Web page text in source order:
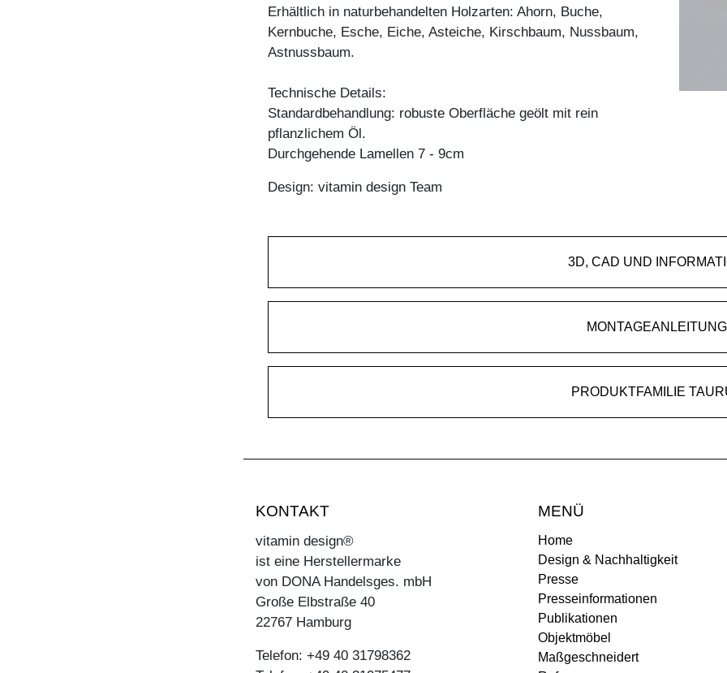
Erhältlich in naturbehandelten Holzarten: Ahorn, Buche,
Kernbuche, Esche, Eiche, Asteiche, Kirschbaum, Nussbaum,
Astnussbaum.
Technische Details:
Standardbehandlung: robuste Oberfläche geölt mit rein
pflanzlichem Öl.
Durchgehende Lamellen 7 - 9cm
Design: vitamin design Team
3D, CAD UND
MONTAGEANLEITUNG
PRODUKTFAMILIE
KONTAKT
vitamin design®
ist eine Herstellermarke
von DONA Handelsges. mbH
Große Elbstraße 40
22767 Hamburg
Telefon: +49 40 31798362
MENÜ
Home
Design & Nachhaltigkeit
Presse
Presseinformationen
Publikationen
Objektmöbel
Maßgeschneidert